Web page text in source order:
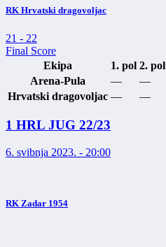
RK Hrvatski dragovoljac
21 - 22
Final Score
Ekipa
1. pol 2. pol
Arena-Pula
— —
Hrvatski dragovoljac — —
1 HRL JUG 22/23
6. svibnja 2023. - 20:00
RK Zadar 1954